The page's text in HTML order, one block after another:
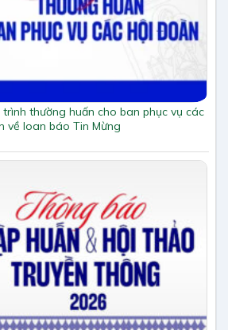
thường huấn cho ban phục vụ các
về loan báo Tin Mừng